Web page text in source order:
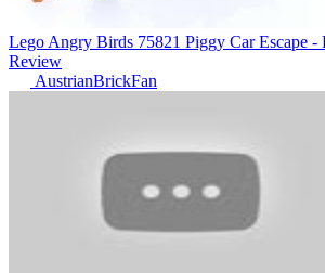
Lego Angry Birds 75821 Piggy Car Escape -
Review
AustrianBrickFan